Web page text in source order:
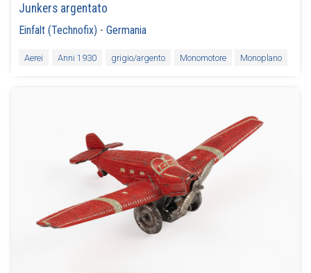
Junkers argentato
Einfalt (Technofix) -Germania
Aerei Anni 1930 grigio/argento Monomotore Monoplano